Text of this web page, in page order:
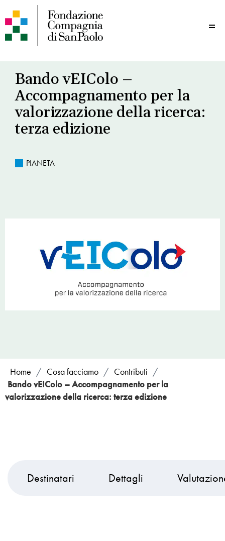
Bando vEIColo –
Accompagnamento per la
valorizzazione della ricerca:
terza edizione
PIANETA
Home / Cosa facciamo / Contributi /
Bando vEIColo – Accompagnamento per la
valorizzazione della ricerca: terza edizione
Destinatari Dettagli